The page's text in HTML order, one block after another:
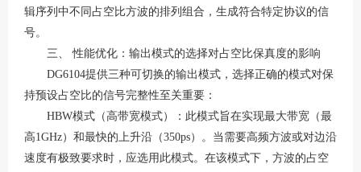
辑序列中不同占空比方波的排列组合，生成符合特定协议的信
号。
三、
性能优化：输出模式的选择对占空比保真度的影响
DG6104提供三种可切换的输出模式，选择正确的模式对保
持预设占空比的信号完整性至关重要 ：
HBW模式（高带宽模式）：此模式旨在实现最大带宽（最
高1GHz）和最快的上升沿（350ps）。当需要高频方波或对边沿
速度有极致要求时，应选用此模式。在该模式下，方波的占空